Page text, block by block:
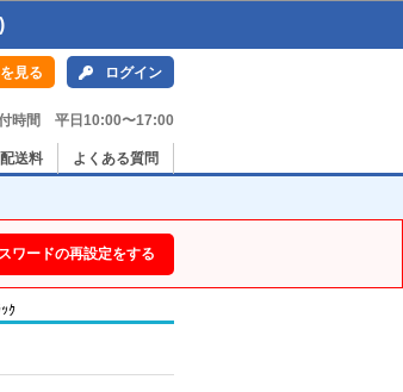
見る ログイン
時間 平日10:00〜17:00
配送料 よくある質問
ワードの再設定をする
ｸ